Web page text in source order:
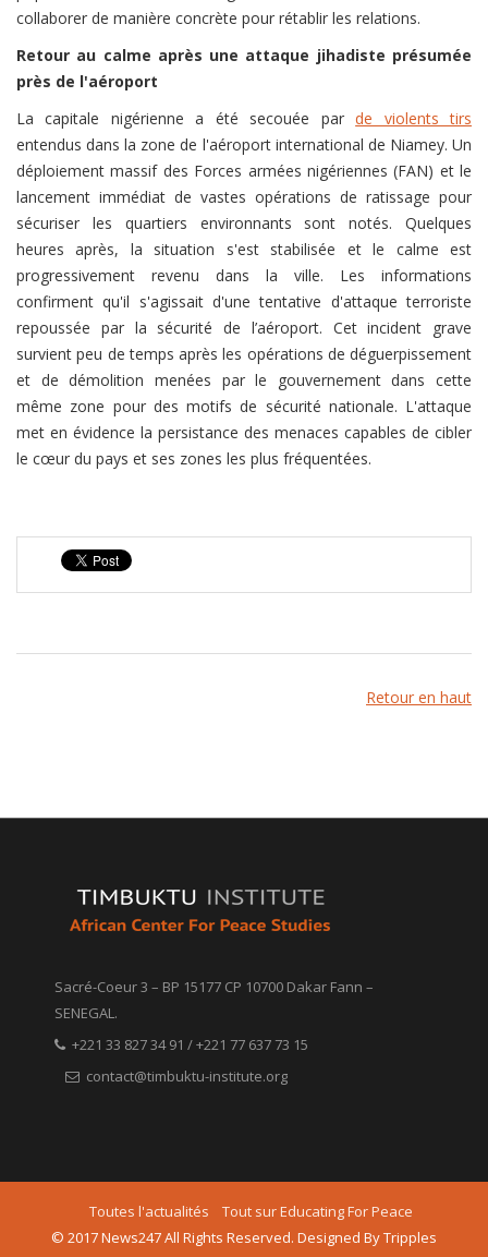
collaborer de manière concrète pour rétablir les relations.
Retour au calme après une attaque jihadiste présumée
près de l'aéroport
La capitale nigérienne a été secouée parde violents tirs
entendus dans la zone de l'aéroport international de Niamey. Un
déploiement massif des Forces armées nigériennes (FAN) et le
lancement immédiat de vastes opérations de ratissage pour
sécuriser les quartiers environnants sont notés. Quelques
heures après, la situation s'est stabilisée et le calme est
progressivement revenu dans la ville. Les informations
confirment qu'il s'agissait d'une tentative d'attaque terroriste
repoussée par la sécurité de l’aéroport. Cet incident grave
survient peu de temps après les opérations de déguerpissement
et de démolition menées par le gouvernement dans cette
même zone pour des motifs de sécurité nationale. L'attaque
met en évidence la persistance des menaces capables de cibler
le cœur du pays et ses zones les plus fréquentées.
Retour en haut
Sacré-Coeur 3 – BP 15177 CP 10700 Dakar Fann –
SENEGAL.
+221 33 827 34 91 / +221 77 637 73 15
contact@timbuktu-institute.org
Toutes l'actualités
Tout sur Educating For Peace
© 2017 News247 All Rights Reserved. Designed By Tripples